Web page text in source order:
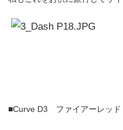
■Curve D3 ファイアーレッド